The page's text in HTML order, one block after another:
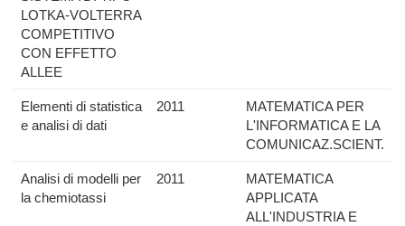
LOTKA-VOLTERRA
COMPETITIVO
CON EFFETTO
ALLEE
Elementi di statistica
e analisi di dati
2011
MATEMATICA PER
L'INFORMATICA E LA
COMUNICAZ.SCIENT.
Analisi di modelli per
la chemiotassi
2011
MATEMATICA
APPLICATA
ALL'INDUSTRIA E